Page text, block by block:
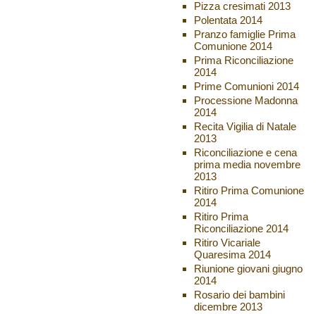
Pizza cresimati 2013
Polentata 2014
Pranzo famiglie Prima
Comunione 2014
Prima Riconciliazione
2014
Prime Comunioni 2014
Processione Madonna
2014
Recita Vigilia di Natale
2013
Riconciliazione e cena
prima media novembre
2013
Ritiro Prima Comunione
2014
Ritiro Prima
Riconciliazione 2014
Ritiro Vicariale
Quaresima 2014
Riunione giovani giugno
2014
Rosario dei bambini
dicembre 2013